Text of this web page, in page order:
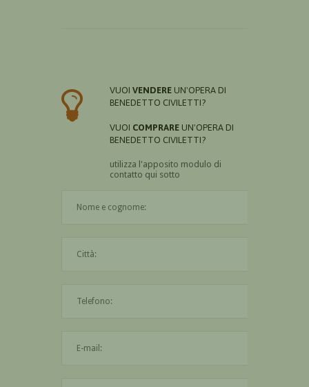
VUOI VENDERE UN'OPERA DI
BENEDETTO CIVILETTI?
VUOI COMPRARE UN'OPERA DI
BENEDETTO CIVILETTI?
utilizza l'apposito modulo di
contatto qui sotto